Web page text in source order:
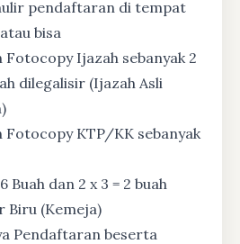
pendaftaran di tempat
bisa
Fotocopy Ijazah sebanyak 2
dilegalisir (Ijazah Asli
Fotocopy KTP/KK sebanyak
Buah dan 2 x 3 = 2 buah
Biru (Kemeja)
Pendaftaran beserta